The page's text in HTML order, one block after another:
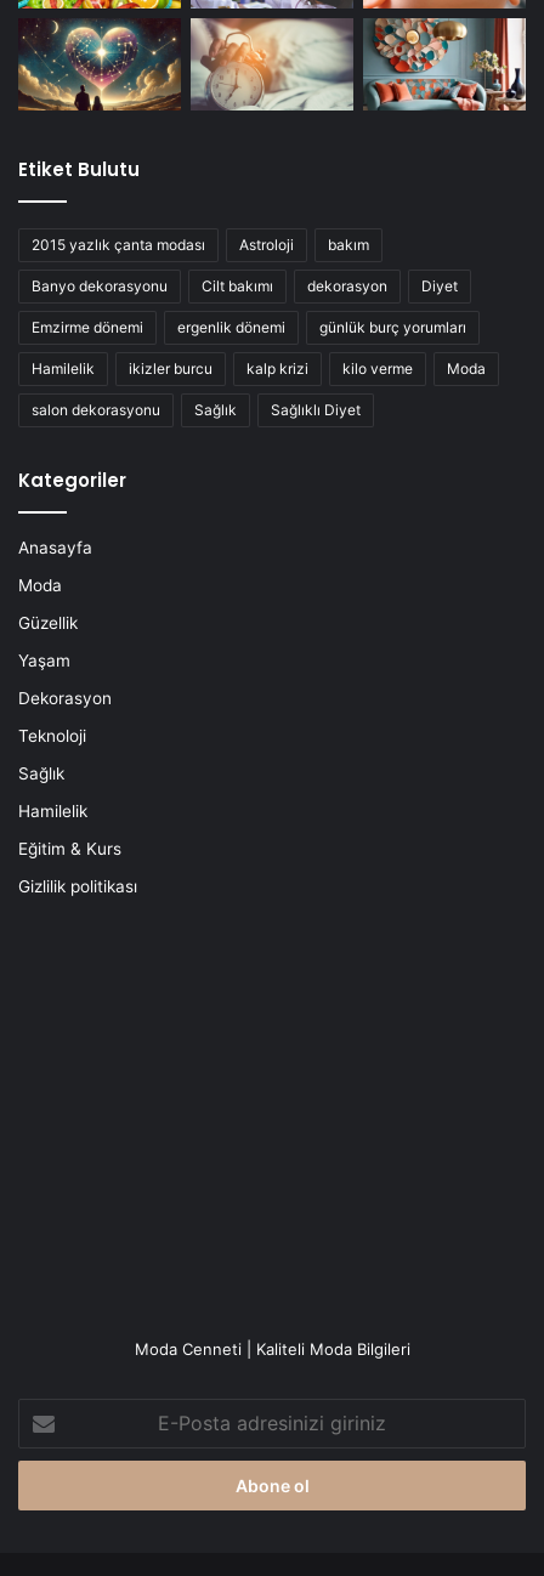
Etiket Bulutu
2015 yazlık çanta modası Astroloji bakım
Banyo dekorasyonu Cilt bakımı dekorasyon Diyet
Emzirme dönemi ergenlik dönemi günlük burç yorumları
Hamilelik ikizler burcu kalp krizi kilo verme Moda
salon dekorasyonu Sağlık Sağlıklı Diyet
Kategoriler
Anasayfa
Moda
Güzellik
Yaşam
Dekorasyon
Teknoloji
Sağlık
Hamilelik
Eğitim & Kurs
Gizlilik politikası
Moda Cenneti | Kaliteli Moda Bilgileri
Posta
adresinizi